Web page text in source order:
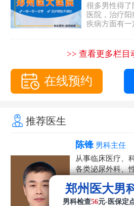
很多男性得
医院，治疗
疾病方面有一
>> 查看更多栏目
在线预约
推荐医生
陈锋 男科主任
从事临床医疗、
各类泌尿外科、
础，诊断治疗和
面。在男科疾病
成了一套独具特
郑州医大男
男科检查56元-医保定